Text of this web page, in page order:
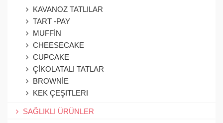
KAVANOZ TATLILAR
TART -PAY
MUFFİN
CHEESECAKE
CUPCAKE
ÇİKOLATALI TATLAR
BROWNİE
KEK ÇEŞITLERI
SAĞLIKLI ÜRÜNLER